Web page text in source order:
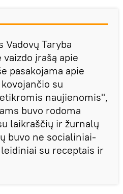
Vadovų Taryba
įrašą apie
pasakojama apie
su
naujienomis",
buvo rodoma
laikraščių ir žurnalų
buvo ne socialiniai-
su receptais ir